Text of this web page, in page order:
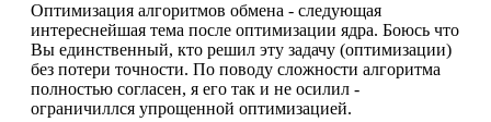
Оптимизация алгоритмов обмена - следующая
интереснейшая тема после оптимизации ядра. Боюсь что
Вы единственный, кто решил эту задачу (оптимизации)
без потери точности. По поводу сложности алгоритма
полностью согласен, я его так и не осилил -
ограничиллся упрощенной оптимизацией.